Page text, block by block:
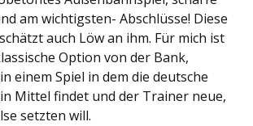
am wichtigsten- Abschlüsse! Diese
auch Löw an ihm. Für mich ist
Option von der Bank,
einem Spiel in dem die deutsche
Mittel findet und der Trainer neue,
setzten will.